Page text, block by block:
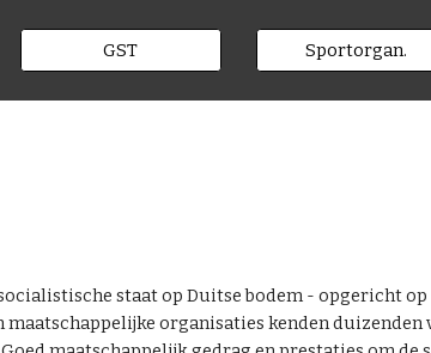
GST Sportorgan.
staat op Duitse bodem - opgericht op
organisaties kenden duizenden